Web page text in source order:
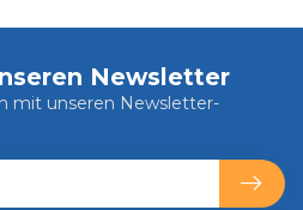
Newsletter
mit unseren Newsletter-